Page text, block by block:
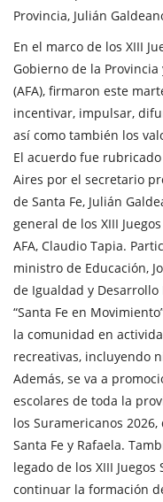
Provincia, Julián
En el marco de los XIII
Gobierno de la
(AFA), firmaron este
incentivar, impulsar,
así como también los
El acuerdo fue
Aires por el secretario
de Santa Fe, Julián
general de los XIII
AFA, Claudio Tapia.
ministro de Educación,
de Igualdad y
“Santa Fe en
la comunidad en
recreativas, incluyendo
Además, se va a
escolares de toda la
los Suramericanos
Santa Fe y Rafaela.
legado de los XIII
continuar la formación